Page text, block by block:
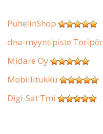
PuhelinShop
dna-myyntipiste
Midare Oy
Mobiilitukku
Digi-Sat Tmi